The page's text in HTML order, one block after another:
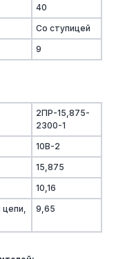
40
Со ступицей
9
2ПР-15,875-
2300-1
10B-2
15,875
10,16
цепи,
9,65